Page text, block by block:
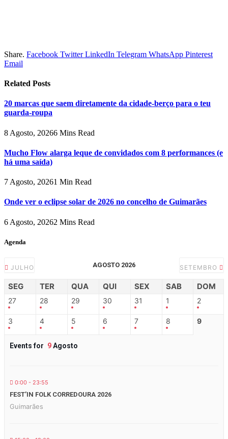
Share. Facebook Twitter LinkedIn Telegram WhatsApp Pinterest
Email
Related Posts
20 marcas que saem diretamente da cidade-berço para o teu
guarda-roupa
8 Agosto, 20266 Mins Read
Mucho Flow alarga leque de convidados com 8 performances (e
há uma saída)
7 Agosto, 20261 Min Read
Onde ver o eclipse solar de 2026 no concelho de Guimarães
6 Agosto, 20262 Mins Read
Agenda
JULHO AGOSTO 2026 SETEMBRO
SEG TER QUA QUI SEX SAB DOM
27 28 29 30 31 1 2
3 4 5 6 7 8 9
Events for 9Agosto
0:00 - 23:55
FEST’IN FOLK CORREDOURA 2026
Guimarães